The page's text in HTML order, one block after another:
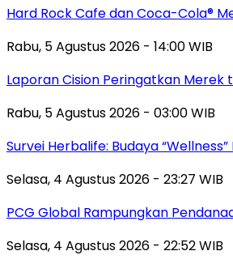
Hard Rock Cafe dan Coca-Cola®
Rabu, 5 Agustus 2026 - 14:00 WIB
Laporan Cision Peringatkan Merek
Rabu, 5 Agustus 2026 - 03:00 WIB
Survei Herbalife: Budaya
Selasa, 4 Agustus 2026 - 23:27 WIB
PCG Global Rampungkan
Selasa, 4 Agustus 2026 - 22:52 WIB